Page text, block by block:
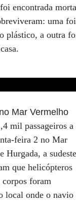
encontrada
uma foi
plástico, a outra
Mar Vermelho
mil passageiros a
feira 2 no Mar
Hurgada, a
que helicópteros
corpos foram
local onde o navio